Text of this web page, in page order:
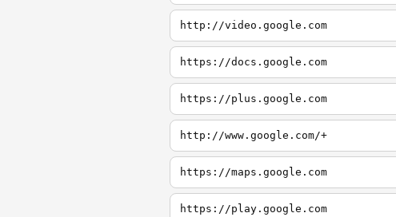
http://video.google.com
https://docs.google.com
https://plus.google.com
http://www.google.com/+
https://maps.google.com
https://play.google.com